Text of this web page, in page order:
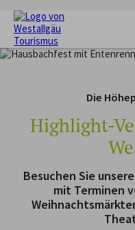
FERIENORTE
UNTERKÜNFTE
VERANSTALTUNGEN
Die
Highlight-
Besuchen Sie
mit Terminen